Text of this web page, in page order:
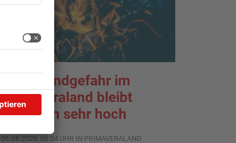
Waldbrandgefahr im
Primaveraland bleibt
weiterhin sehr hoch
06.08.2026, 06:34 UHR IN PRIMAVERALAND